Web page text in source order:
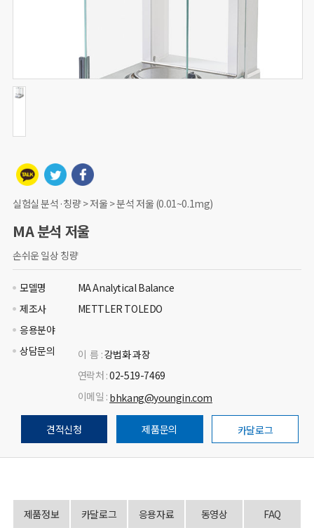
실험실 분석·칭량 > 저울 > 분석 저울 (0.01~0.1mg)
MA 분석 저울
손쉬운 일상 칭량
모델명
MA Analytical Balance
제조사
METTLER TOLEDO
응용분야
상담문의
이 름 :강법화 과장
연락처 :02-519-7469
이메일 : bhkang@youngin.com
견적신청 제품문의 카달로그
제품정보 카달로그 응용자료 동영상 FAQ